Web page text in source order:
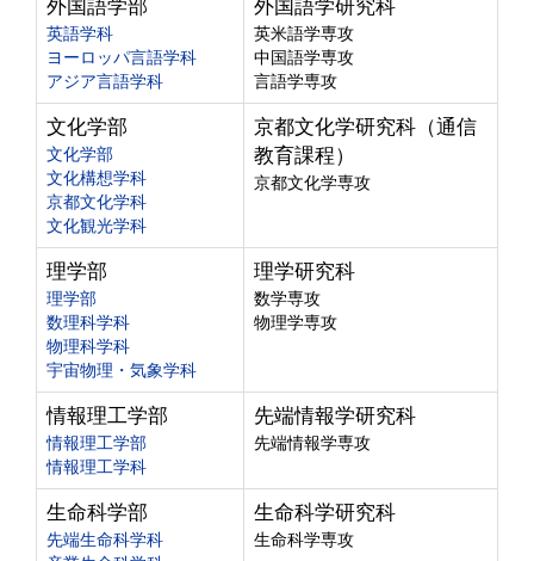
外国語学部
英語学科
ヨーロッパ言語学科
アジア言語学科
外国語学研究科
英米語学専攻
中国語学専攻
言語学専攻
文化学部
文化学部
文化構想学科
京都文化学科
文化観光学科
京都文化学研究科（通信
教育課程）
京都文化学専攻
理学部
理学部
数理科学科
物理科学科
宇宙物理・気象学科
理学研究科
数学専攻
物理学専攻
情報理工学部
情報理工学部
情報理工学科
先端情報学研究科
先端情報学専攻
生命科学部
先端生命科学科
生命科学研究科
生命科学専攻